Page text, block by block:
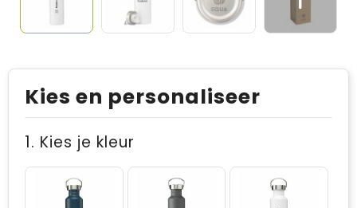
Kies en personaliseer
1. Kies je kleur